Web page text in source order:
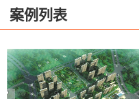
设备和
专业从
公共事
务。澳
案例列表